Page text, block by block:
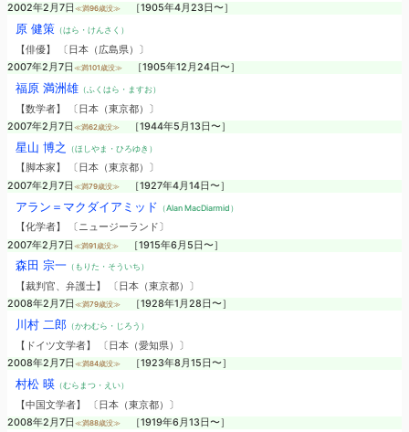
2002年2月7日 ≪満96歳没≫ ［1905年4月23日〜］
原 健策 （はら・けんさく）
【俳優】 〔日本（広島県）〕
2007年2月7日 ≪満101歳没≫ ［1905年12月24日〜］
福原 満洲雄（ふくはら・ますお）
【数学者】 〔日本（東京都）〕
2007年2月7日 ≪満62歳没≫ ［1944年5月13日〜］
星山 博之 （ほしやま・ひろゆき）
【脚本家】 〔日本（東京都）〕
2007年2月7日 ≪満79歳没≫ ［1927年4月14日〜］
アラン＝マクダイアミッド （Alan MacDiarmid）
【化学者】 〔ニュージーランド〕
2007年2月7日 ≪満91歳没≫ ［1915年6月5日〜］
森田 宗一（もりた・そういち）
【裁判官、弁護士】 〔日本（東京都）〕
2008年2月7日 ≪満79歳没≫ ［1928年1月28日〜］
川村 二郎（かわむら・じろう）
【ドイツ文学者】 〔日本（愛知県）〕
2008年2月7日 ≪満84歳没≫ ［1923年8月15日〜］
村松 暎（むらまつ・えい）
【中国文学者】 〔日本（東京都）〕
2008年2月7日 ≪満88歳没≫ ［1919年6月13日〜］